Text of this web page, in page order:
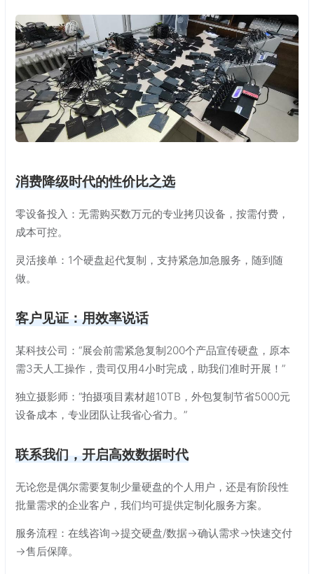
消费降级时代的性价比之选
零设备投入：无需购买数万元的专业拷贝设备，按需付费，
成本可控。
灵活接单：1个硬盘起代复制，支持紧急加急服务，随到随
做。
客户见证：用效率说话
某科技公司：“展会前需紧急复制200个产品宣传硬盘，原本
需3天人工操作，贵司仅用4小时完成，助我们准时开展！”
独立摄影师：“拍摄项目素材超10TB，外包复制节省5000元
设备成本，专业团队让我省心省力。”
联系我们，开启高效数据时代
无论您是偶尔需要复制少量硬盘的个人用户，还是有阶段性
批量需求的企业客户，我们均可提供定制化服务方案。
服务流程：在线咨询→提交硬盘/数据→确认需求→快速交付
→售后保障。